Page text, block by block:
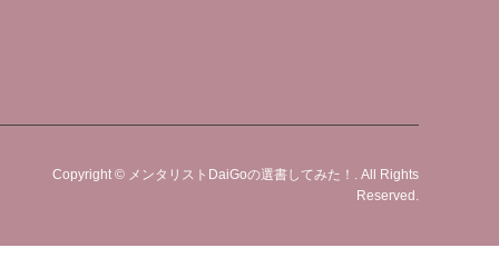
Copyright © メンタリストDaiGoの選書してみた！
. All Rights
Reserved.